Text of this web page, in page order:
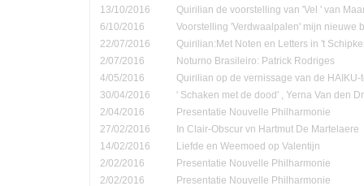
13/10/2016
Quirilian de voorstelling van 'Vel ' van
6/10/2016
Voorstelling 'Verdwaalpalen' mijn nieuwe
22/07/2016
Quirilian:Met Noten en Letters in 't
2/07/2016
Noturno Brasileiro: Patrick Rodriges
4/05/2016
Quirilian op de vernissage van de
30/04/2016
' Schaken met de dood' , Yerna Van den
2/04/2016
Presentatie Nouvelle Philharmonie
27/02/2016
In Clair-Obscur vn Hartmut De Martelaere
14/02/2016
Liefde en Weemoed op Valentijn
2/02/2016
Presentatie Nouvelle Philharmonie
2/02/2016
Presentatie Nouvelle Philharmonie